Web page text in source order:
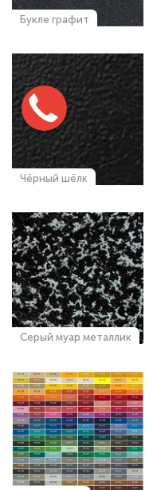
Букле графит
Чёрный шёлк
Серый муар металлик